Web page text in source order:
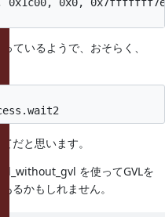
ているようで、おそらく、
だと思います。
を使ってGVLを
るかもしれません。